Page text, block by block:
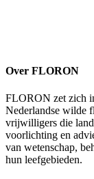
Over FLORON
FLORON zet zich
Nederlandse wilde
vrijwilligers die
voorlichting en
van wetenschap,
hun leefgebieden.